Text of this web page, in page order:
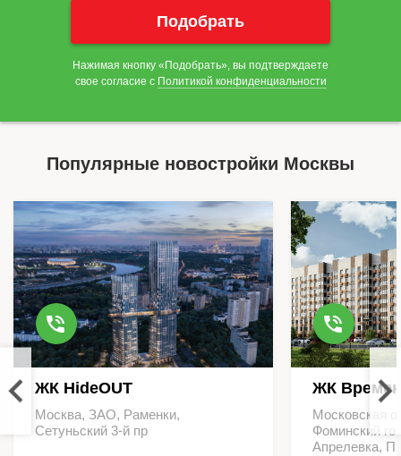
Нажимая кнопку «Подобрать», вы подтверждаете
свое согласие с Политикой конфиденциальности
Популярные новостройки Москвы
ЖК HideOUT
Москва, ЗАО, Раменки,
Сетуньский 3-й пр
ЖК
Московская
Фоминский
Апрелевка,